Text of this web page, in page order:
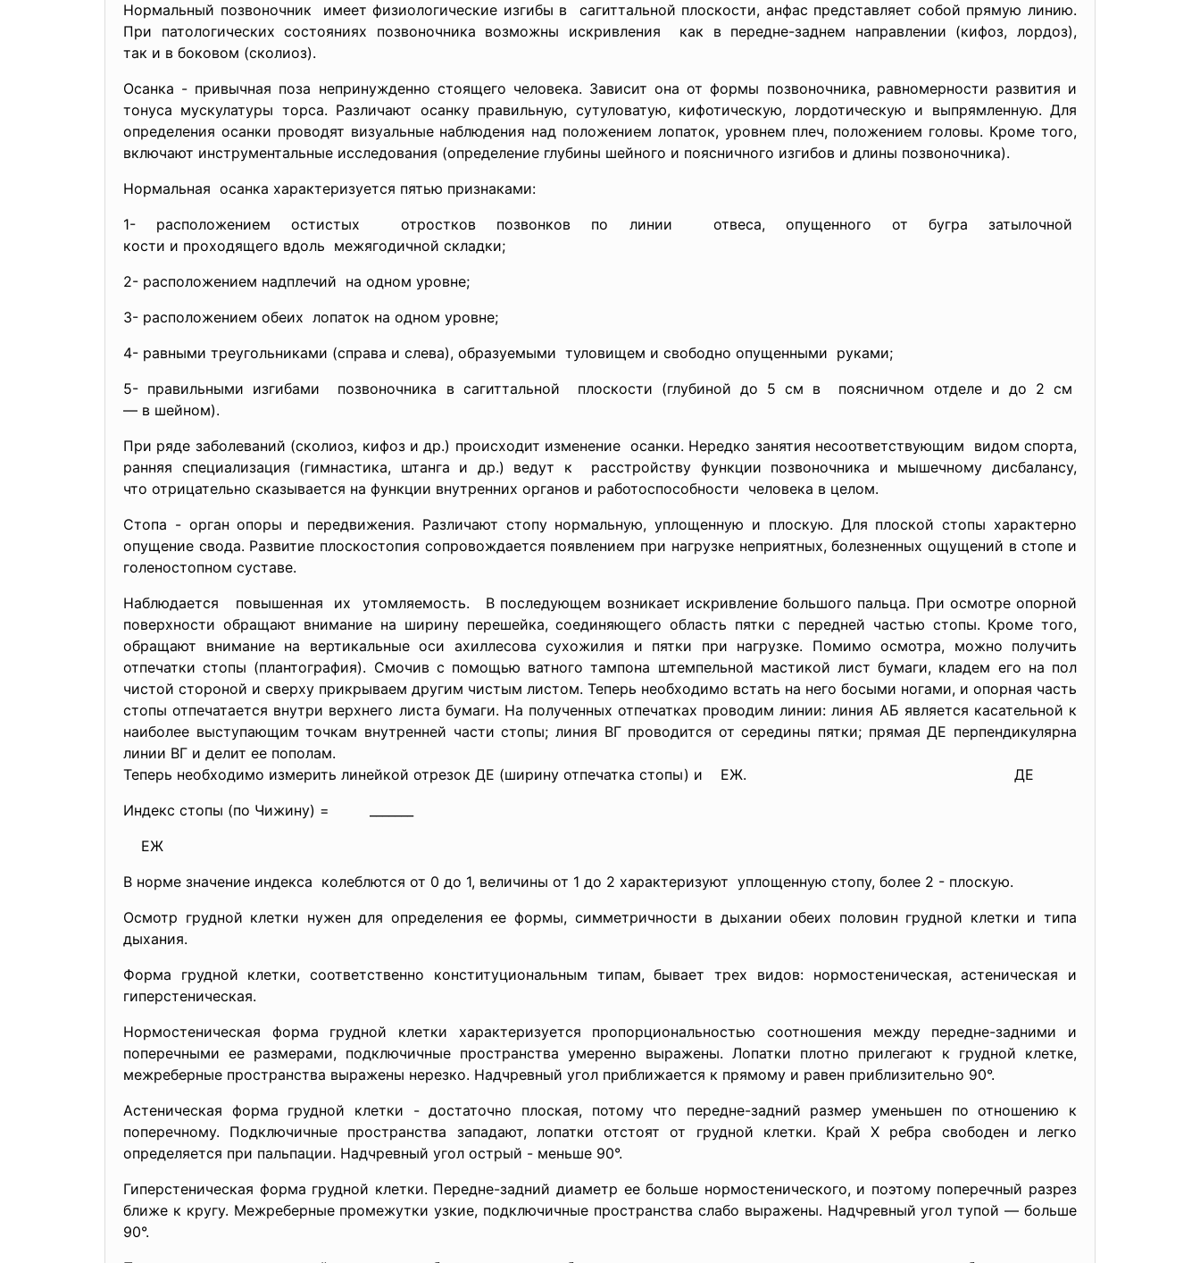
Нормальный позвоночник имеет физиологические изгибы в сагиттальной плоскости, анфас представляет собой прямую линию.
При патологических состояниях позвоночника возможны искривления как в передне-заднем направлении (кифоз, лордоз),
так и в боковом (сколиоз).
Осанка - привычная поза непринужденно стоящего человека. Зависит она от формы позвоночника, равномерности развития и
тонуса мускулатуры торса. Различают осанку правильную, сутуловатую, кифотическую, лордотическую и выпрямленную. Для
определения осанки проводят визуальные наблюдения над положением лопаток, уровнем плеч, положением головы. Кроме того,
включают инструментальные исследования (определение глубины шейного и поясничного изгибов и длины позвоночника).
Нормальная осанка характеризуется пятью признаками:
1- расположением остистых отростков позвонков по линии отвеса, опущенного от бугра затылочной
кости и проходящего вдоль межягодичной складки;
2- расположением надплечий на одном уровне;
3- расположением обеих лопаток на одном уровне;
4- равными треугольниками (справа и слева), образуемыми туловищем и свободно опущенными руками;
5- правильными изгибами позвоночника в сагиттальной плоскости (глубиной до 5 см в поясничном отделе и до 2 см
— в шейном).
При ряде заболеваний (сколиоз, кифоз и др.) происходит изменение осанки. Нередко занятия несоответствующим видом спорта,
ранняя специализация (гимнастика, штанга и др.) ведут к расстройству функции позвоночника и мышечному дисбалансу,
что отрицательно сказывается на функции внутренних органов и работоспособности человека в целом.
Стопа - орган опоры и передвижения. Различают стопу нормальную, уплощенную и плоскую. Для плоской стопы характерно
опущение свода. Развитие плоскостопия сопровождается появлением при нагрузке неприятных, болезненных ощущений в стопе и
голеностопном суставе.
Наблюдается повышенная их утомляемость. В последующем возникает искривление большого пальца. При осмотре опорной
поверхности обращают внимание на ширину перешейка, соединяющего область пятки с передней частью стопы. Кроме того,
обращают внимание на вертикальные оси ахиллесова сухожилия и пятки при нагрузке. Помимо осмотра, можно получить
отпечатки стопы (плантография). Смочив с помощью ватного тампона штемпельной мастикой лист бумаги, кладем его на пол
чистой стороной и сверху прикрываем другим чистым листом. Теперь необходимо встать на него босыми ногами, и опорная часть
стопы отпечатается внутри верхнего листа бумаги. На полученных отпечатках проводим линии: линия АБ является касательной к
наиболее выступающим точкам внутренней части стопы; линия ВГ проводится от середины пятки; прямая ДЕ перпендикулярна
линии ВГ и делит ее пополам.
Теперь необходимо измерить линейкой отрезок ДЕ (ширину отпечатка стопы) и ЕЖ.
ДЕ
Индекс стопы (по Чижину) = _______
ЕЖ
В норме значение индекса колеблются от 0 до 1, величины от 1 до 2 характеризуют уплощенную стопу, более 2 - плоскую.
Осмотр грудной клетки нужен для определения ее формы, симметричности в дыхании обеих половин грудной клетки и типа
дыхания.
Форма грудной клетки, соответственно конституциональным типам, бывает трех видов: нормостеническая, астеническая и
гиперстеническая.
Нормостеническая форма грудной клетки характеризуется пропорциональностью соотношения между передне-задними и
поперечными ее размерами, подключичные пространства умеренно выражены. Лопатки плотно прилегают к грудной клетке,
межреберные пространства выражены нерезко. Надчревный угол приближается к прямому и равен приблизительно 90°.
Астеническая форма грудной клетки - достаточно плоская, потому что передне-задний размер уменьшен по отношению к
поперечному. Подключичные пространства западают, лопатки отстоят от грудной клетки. Край X ребра свободен и легко
определяется при пальпации. Надчревный угол острый - меньше 90°.
Гиперстеническая форма грудной клетки. Передне-задний диаметр ее больше нормостенического, и поэтому поперечный разрез
ближе к кругу. Межреберные промежутки узкие, подключичные пространства слабо выражены. Надчревный угол тупой — больше
90°.